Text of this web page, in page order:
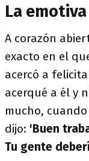
La
A corazón
exacto en el
acercó a
acerqué a él y
mucho, cuando
dijo: 'Buen
Tu gente